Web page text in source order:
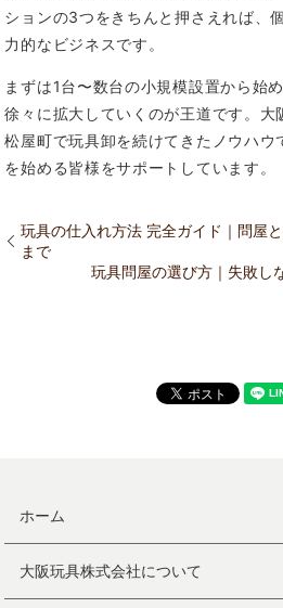
ションの3つをきちんと押さえれば、
力的なビジネスです。
まずは1台〜数台の小規模設置から始
徐々に拡大していくのが王道です。
松屋町で玩具卸を続けてきたノウハウ
を始める皆様をサポートしています。
玩具の仕入れ方法 完全ガイド｜問屋
まで
玩具問屋の選び方｜失敗し
ホーム
大阪玩具株式会社について